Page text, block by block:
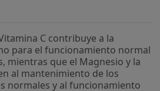
Vitamina C contribuye a la
para el funcionamiento normal
mientras que el Magnesio y la
al mantenimiento de los
normales y al funcionamiento